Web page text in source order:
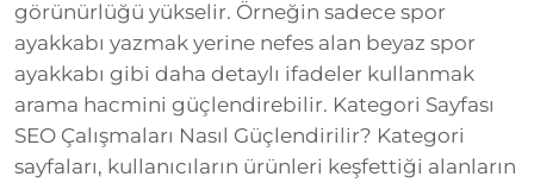
görünürlüğü yükselir. Örneğin sadece spor
ayakkabı yazmak yerine nefes alan beyaz spor
ayakkabı gibi daha detaylı ifadeler kullanmak
arama hacmini güçlendirebilir. Kategori Sayfası
SEO Çalışmaları Nasıl Güçlendirilir? Kategori
sayfaları, kullanıcıların ürünleri keşfettiği alanların